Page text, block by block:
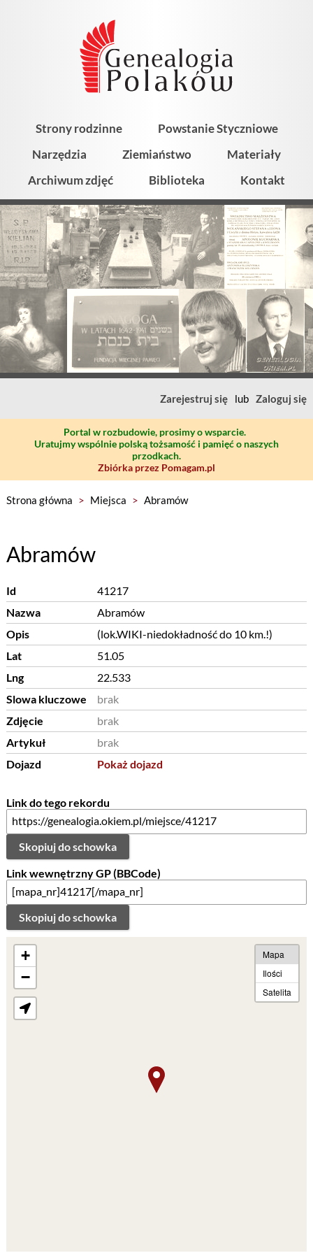
Strony rodzinne
Powstanie Styczniowe
Narzędzia
Ziemiaństwo
Materiały
Archiwum zdjęć
Biblioteka Kontakt
Zarejestruj się lub Zaloguj się
Portal w rozbudowie, prosimy o wsparcie.
Uratujmy wspólnie polską tożsamość i pamięć o naszych
przodkach.
Zbiórka przez Pomagam.pl
Strona główna > Miejsca > Abramów
Abramów
Id
41217
Nazwa
Abramów
Opis
(lok.WIKI-niedokładność do 10 km.!)
Lat
51.05
Lng
22.533
Slowa kluczowe
brak
Zdjęcie
brak
Artykuł
brak
Dojazd
Pokaż dojazd
Link do tego rekordu
Skopiuj do schowka
Link wewnętrzny GP (BBCode)
Skopiuj do schowka
+
−
Mapa
Ilości
Satelita